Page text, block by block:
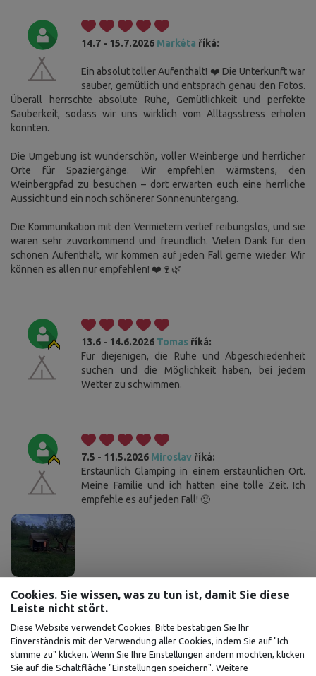
14.7 - 15.7.2026 Markéta říká:
Ein absolut toller Aufenthalt! ❤️ Die Unterkunft war
sauber, gemütlich und entsprach genau den Fotos.
Überall herrschte absolute Ruhe, Gemütlichkeit und perfekte
Sauberkeit, sodass wir uns wirklich vom Alltagsstress erholen
konnten.
Die Umgebung ist wunderschön, voller Weinberge und herrlicher
Orte für Spaziergänge. Wir empfehlen wärmstens, den
Weinbergpfad zu besuchen – dort erwarten euch eine herrliche
Aussicht und ein noch schönerer Sonnenuntergang.
Die Kommunikation mit den Vermietern verlief reibungslos, und sie
waren sehr zuvorkommend und freundlich. Vielen Dank für den
schönen Aufenthalt, wir kommen auf jeden Fall gerne wieder. Wir
können es allen nur empfehlen! ❤️🍷🌿
13.6 - 14.6.2026 Tomas říká:
Für diejenigen, die Ruhe und Abgeschiedenheit
suchen und die Möglichkeit haben, bei jedem
Wetter zu schwimmen.
7.5 - 11.5.2026 Miroslav říká:
Erstaunlich Glamping in einem erstaunlichen Ort.
Meine Familie und ich hatten eine tolle Zeit. Ich
empfehle es auf jeden Fall! 🙂
31.3 - 3.4.2026Báraříká:
Absolute Bombe 👍🏼❤️
Cookies. Sie wissen, was zu tun ist, damit Sie diese
Leiste nicht stört.
Diese Website verwendet Cookies. Bitte bestätigen Sie Ihr
Einverständnis mit der Verwendung aller Cookies, indem Sie auf "Ich
stimme zu" klicken. Wenn Sie Ihre Einstellungen ändern möchten, klicken
Sie auf die Schaltfläche "Einstellungen speichern". Weitere